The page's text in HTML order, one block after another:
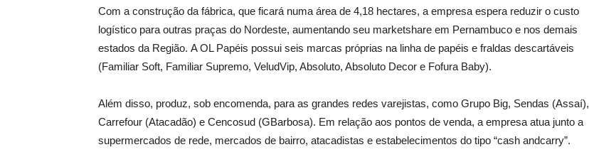
Com a construção da fábrica, que ficará numa área de 4,18 hectares, a empresa espera reduzir o custo
logístico para outras praças do Nordeste, aumentando seu marketshare em Pernambuco e nos demais
estados da Região. A OL Papéis possui seis marcas próprias na linha de papéis e fraldas descartáveis
(Familiar Soft, Familiar Supremo, VeludVip, Absoluto, Absoluto Decor e Fofura Baby).
Além disso, produz, sob encomenda, para as grandes redes varejistas, como Grupo Big, Sendas (Assaí),
Carrefour (Atacadão) e Cencosud (GBarbosa). Em relação aos pontos de venda, a empresa atua junto a
supermercados de rede, mercados de bairro, atacadistas e estabelecimentos do tipo “cash andcarry”.